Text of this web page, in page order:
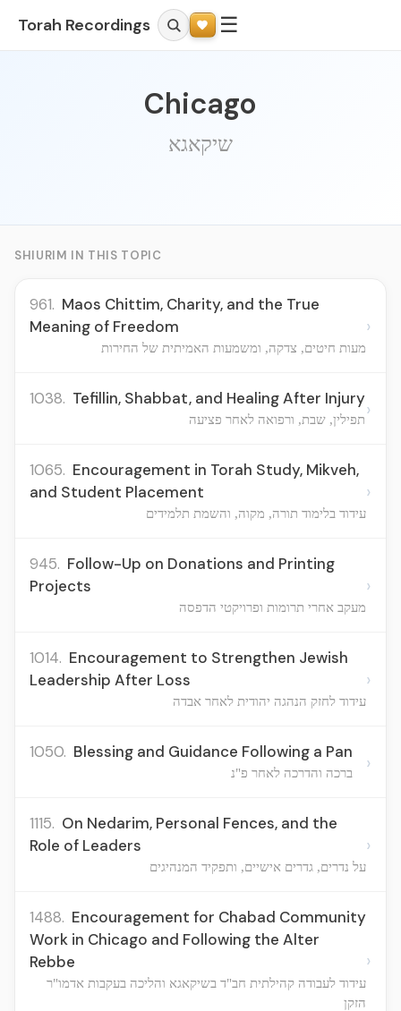
Torah Recordings ☰
Chicago
שיקאגא
SHIURIM IN THIS TOPIC
961. Maos Chittim, Charity, and the True
Meaning of Freedom
מעות חיטים, צדקה, ומשמעות האמיתית של החירות
›
1038. Tefillin, Shabbat, and Healing After Injury
תפילין, שבת, ורפואה לאחר פציעה›
1065. Encouragement in Torah Study, Mikveh,
and Student Placement
עידוד בלימוד תורה, מקוה, והשמת תלמידים
›
945. Follow-Up on Donations and Printing
Projects
מעקב אחרי תרומות ופרויקטי הדפסה
›
1014. Encouragement to Strengthen Jewish
Leadership After Loss
עידוד לחזק הנהגה יהודית לאחר אבדה
›
1050. Blessing and Guidance Following a Pan
ברכה והדרכה לאחר פ"נ ›
1115. On Nedarim, Personal Fences, and the
Role of Leaders
על נדרים, גדרים אישיים, ותפקיד המנהיגים
›
1488. Encouragement for Chabad Community
Work in Chicago and Following the Alter
Rebbe
עידוד לעבודה קהילתית חב"ד בשיקאגא והליכה בעקבות אדמו"ר
הזקן
›